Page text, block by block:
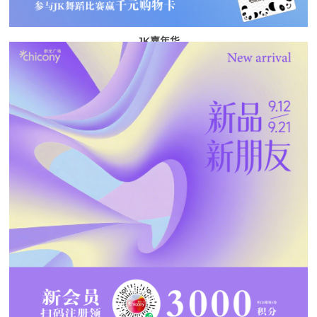
JK嘉年华